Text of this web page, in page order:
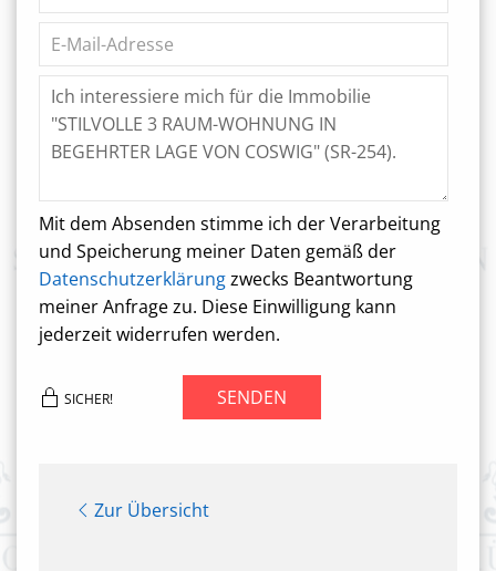
Mit dem Absenden stimme ich der Verarbeitung
und Speicherung meiner Daten gemäß der
Datenschutzerklärungzwecks Beantwortung
meiner Anfrage zu. Diese Einwilligung kann
jederzeit widerrufen werden.
SICHER! SENDEN
Zur Übersicht